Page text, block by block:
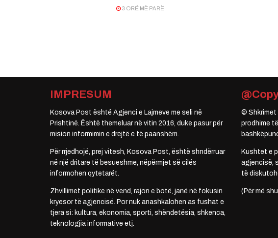
3 ORË MË PARË
IMPRESUM
Kosova Post është Agjenci e Lajmeve me seli në
Prishtinë. Është themeluar në vitin 2016, duke pasur për
mision informimin e drejtë e të paanshëm.
Për rrjedhojë, prej vitesh, Kosova Post, është shndërruar
në një dritare të besueshme, nëpërmjet së cilës
informohen qytetarët.
Zhvillimet politike në vend, rajon e botë, janë në fokusin
kryesor të agjencisë. Por nuk anashkalohen as fushat e
tjera si: kultura, ekonomia, sporti, shëndetësia, shkenca,
teknologjia informative etj.
© Shkrimet
prodhime
Kushtet e
agjencisë,
të
(Për më